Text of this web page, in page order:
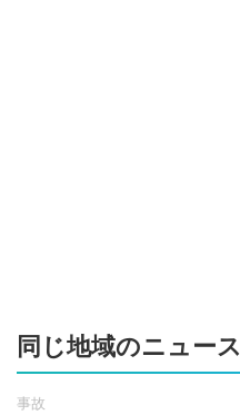
同じ地域のニュース
事故